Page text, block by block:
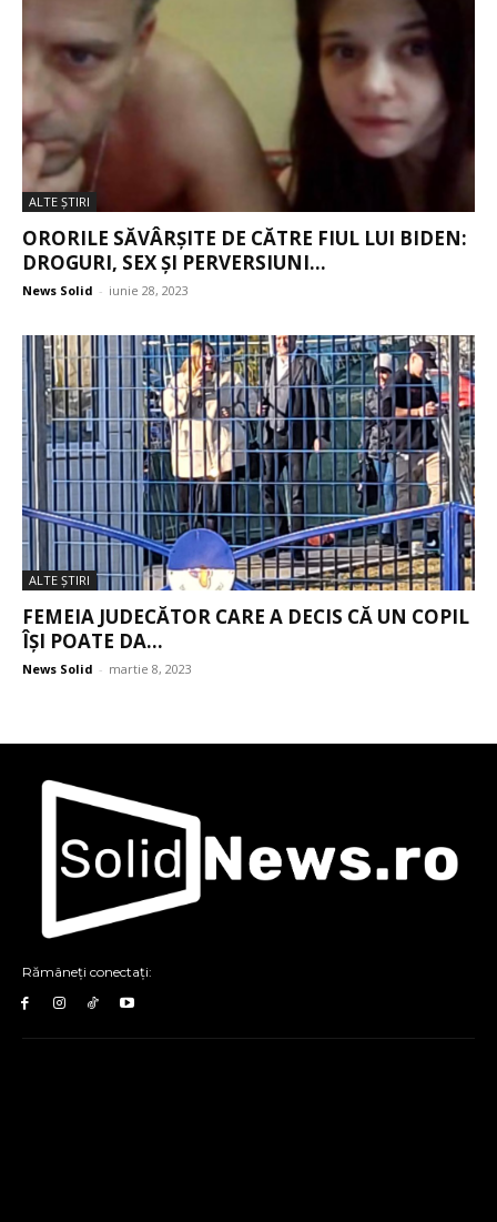
ALTE ŞTIRI
ORORILE SĂVÂRȘITE DE CĂTRE FIUL LUI BIDEN:
DROGURI, SEX ȘI PERVERSIUNI...
News Solid - iunie 28, 2023
ALTE ŞTIRI
FEMEIA JUDECĂTOR CARE A DECIS CĂ UN COPIL
ÎȘI POATE DA...
News Solid - martie 8, 2023
Rămâneți conectați: